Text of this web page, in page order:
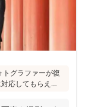
グラファーが復
応してもらえ
様々な研修を受講